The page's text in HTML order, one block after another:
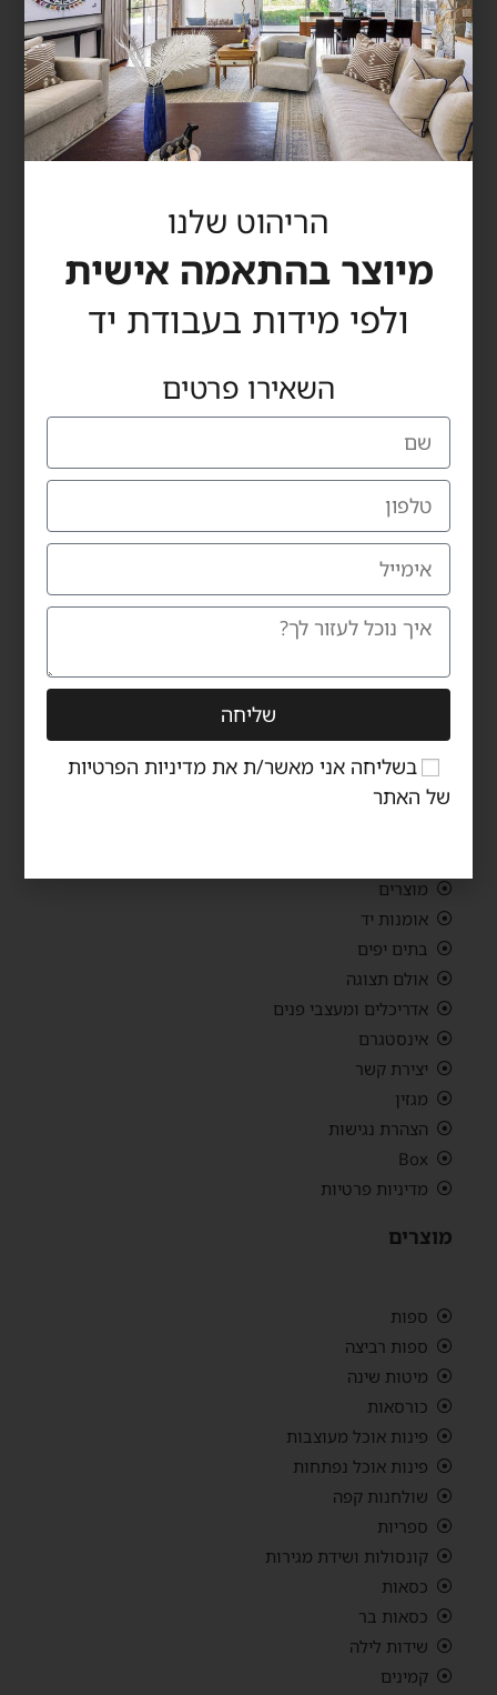
Grado chair
מדינת היהודים 60, הרצליה
טלפון: 09-9559115
אימייל: carmiltd@zahav.net.il
ווטו אל כרמי
שעות פתיחת אולם התצוגה:
ראשון – חמישי 10:00-19:00
יום שבת – סגור
ניווט באתר
מוצרים
אומנות יד
בתים יפים
אולם תצוגה
אדריכלים ומעצבי פנים
אינסטגרם
יצירת קשר
מגזין
הצהרת נגישות
Box
מדיניות פרטיות
מוצרים
ספות
ספות רביצה
מיטות שינה
כורסאות
פינות אוכל מעוצבות
פינות אוכל נפתחות
שולחנות קפה
ספריות
קונסולות ושידת מגירות
כסאות
כסאות בר
שידות לילה
קמינים
הריהוט שלנו
מיוצר בהתאמה אישית
ולפי מידות בעבודת יד
השאירו פרטים
בשליחה אני מאשר/ת אתמדיניות הפרטיות
של האתר
שליחה